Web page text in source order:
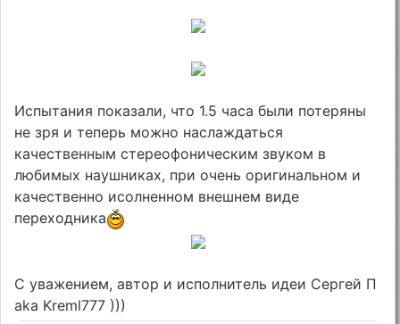
Испытания показали, что 1.5 часа были потеряны
не зря и теперь можно наслаждаться
качественным стереофоническим звуком в
любимых наушниках, при очень оригинальном и
качественно исолненном внешнем виде
переходника
С уважением, автор и исполнитель идеи Сергей П
aka Kreml777 )))